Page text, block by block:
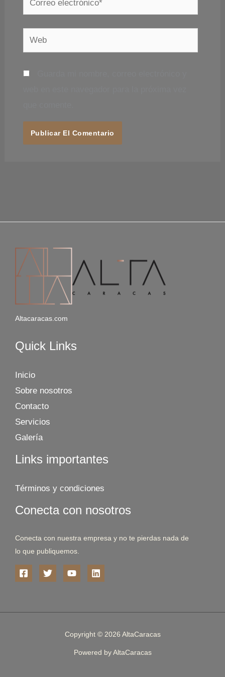
electrónico*
Web
Altacaracas.com
Quick Links
Inicio
Sobre nosotros
Contacto
Servicios
Galería
Links importantes
Términos y condiciones
Conecta con nosotros
Conecta con nuestra empresa y no te pierdas nada de
lo que publiquemos.
Copyright © 2026 AltaCaracas
Powered by AltaCaracas